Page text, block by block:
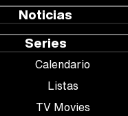
Noticias
Series
Calendario
Listas
TV Movies